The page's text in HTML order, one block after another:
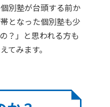
別塾が台頭する前か
となった個別塾も少
？」と思われる方も
てみます。